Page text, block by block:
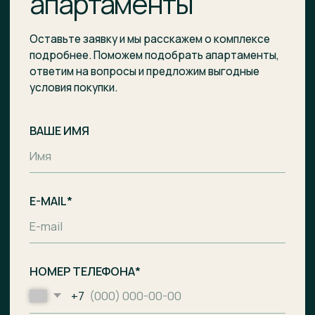
Отправить заявку
и СПА-центром на побережье Балтийского
ответственностью «Специализированный
застройщик «Ривьера Балтики»
Проектное финансирование
предоставил АО «Банк ДОМ.РФ».